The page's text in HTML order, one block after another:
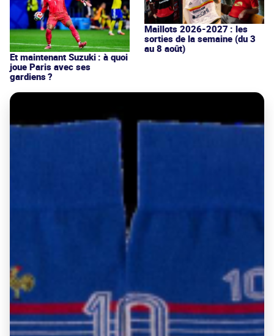
Et maintenant Suzuki : à quoi
joue Paris avec ses
gardiens ?
Maillots 2026-2027 : les
sorties de la semaine (du 3
au 8 août)